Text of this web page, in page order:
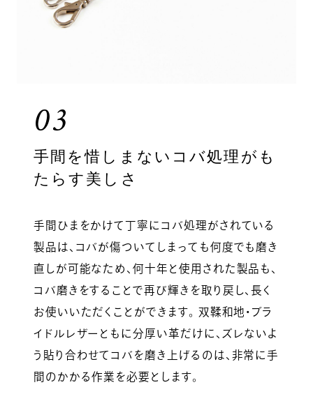
03
手間を惜しまないコバ処理がも
たらす美しさ
手間ひまをかけて丁寧にコバ処理がされている
製品は、コバが傷ついてしまっても何度でも磨き
直しが可能なため、何十年と使用された製品も、
コバ磨きをすることで再び輝きを取り戻し、長く
お使いいただくことができます。 双鞣和地・ブラ
イドルレザーともに分厚い革だけに、ズレないよ
う貼り合わせてコバを磨き上げるのは、非常に手
間のかかる作業を必要とします。